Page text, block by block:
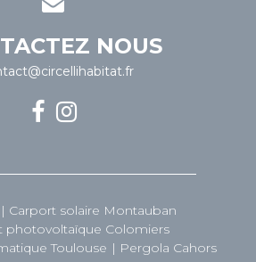
NOUS
Carport solaire Montauban
photovoltaïque Colomiers
Toulouse
Pergola Cahors